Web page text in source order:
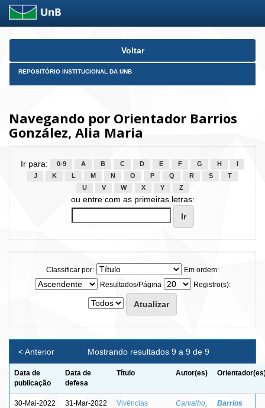
Skip
Voltar
REPOSITÓRIO INSTITUCIONAL DA UNB
Navegando por Orientador Barrios
González, Alia Maria
Ir para: 0-9 A B C D E F G H
J
K L M N O P Q R S
T
U
V W X Y Z
ou entre com as primeiras letras:
Classificar por:
Em ordem:
Resultados/Página
Registro(s):
Mostrando resultados 9 a 9 de 9
< Anterior
Data de
publicação
Data de
defesa
Título Autor(es)
30-Mai-2022 31-Mar-2022
Vivências
Carvalho,
Barrios